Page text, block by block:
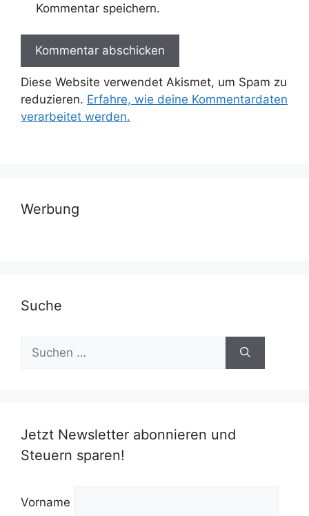
Kommentar speichern.
Diese Website verwendet Akismet, um Spam zu
reduzieren. Erfahre, wie deine Kommentardaten
verarbeitet werden.
Werbung
Suche
nach:
Jetzt Newsletter abonnieren und
Steuern sparen!
Vorname